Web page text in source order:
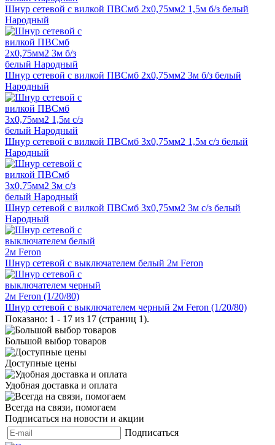
Шнур сетевой с вилкой ПВСмб 2x0,75мм2 1,5м б/з белый
Народный
Шнур сетевой с вилкой ПВСмб 2x0,75мм2 3м б/з белый
Народный
Шнур сетевой с вилкой ПВСмб 3x0,75мм2 1,5м с/з белый
Народный
Шнур сетевой с вилкой ПВСмб 3x0,75мм2 3м с/з белый
Народный
Шнур сетевой с выключателем белый 2м Feron
Шнур сетевой с выключателем черный 2м Feron (1/20/80)
Показано: 1 - 17 из 17 (страниц 1).
Большой выбор товаров
Доступные цены
Удобная доставка и оплата
Всегда на связи, помогаем
Подписаться на новости и акции
Подписаться